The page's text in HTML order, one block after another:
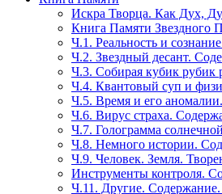
Искра Творца. Как Дух,
Книга Памяти Звездного
Ч.1. Реальность и
Ч.2. Звездный десант.
Ч.3. Собирая кубик рубик
Ч.4. Квантовый суп и
Ч.5. Время и его
Ч.6. Вирус страха.
Ч.7. Голограмма
Ч.8. Немного истории.
Ч.9. Человек. Земля.
Инструменты контроля.
Ч.11. Другие.